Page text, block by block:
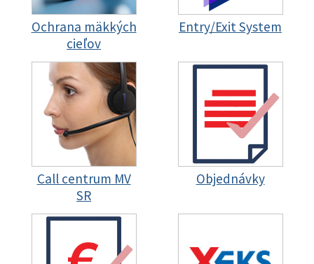
Ochrana mäkkých
cieľov
Entry/Exit System
Call centrum MV
SR
Objednávky